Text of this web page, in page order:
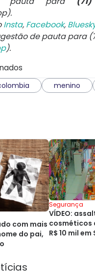
Insta, Facebook,
de pauta para
).
menino
com mais
do pai,
Segurança
VÍDEO:
cosméticos
R$ 10 mil